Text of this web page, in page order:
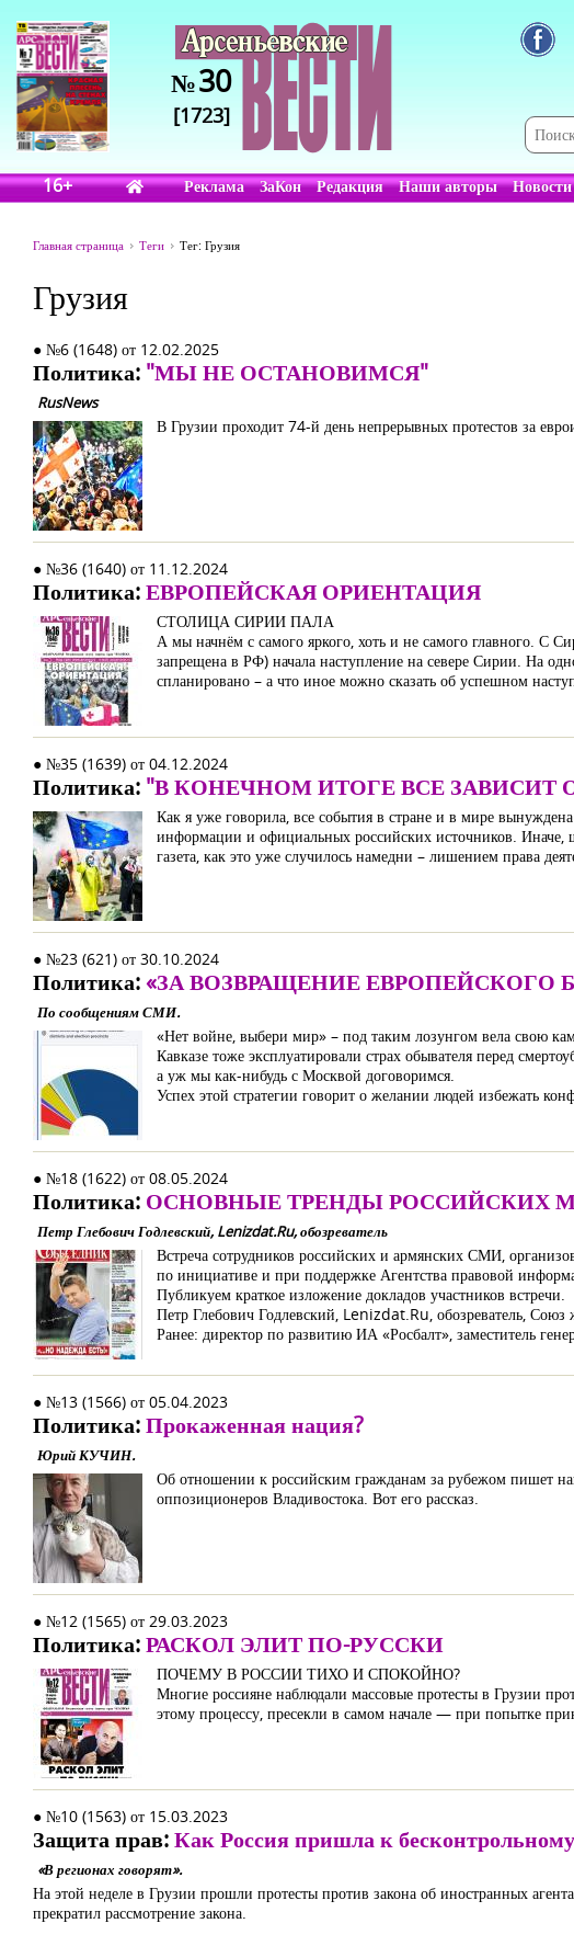
№30
[1723]
16+ Реклама ЗаКон Редакция Наши авторы Новости
Главная страница Теги Тег: Грузия
Грузия
● №6 (1648) от 12.02.2025
Политика: "МЫ НЕ ОСТАНОВИМСЯ"
RusNews
В Грузии проходит 74-й день непрерывных протестов за
● №36 (1640) от 11.12.2024
Политика:ЕВРОПЕЙСКАЯ ОРИЕНТАЦИЯ
СТОЛИЦА СИРИИ ПАЛА
А мы начнём с самого яркого, хоть и не самого главного. С
запрещена в РФ) начала наступление на севере Сирии. На
спланировано – а что иное можно сказать об успешном
● №35 (1639) от 04.12.2024
Политика: "В КОНЕЧНОМ ИТОГЕ ВСЕ ЗАВИСИТ
Как я уже говорила, все события в стране и в мире
информации и официальных российских источников. Иначе,
газета, как это уже случилось намедни – лишением права
● №23 (621) от 30.10.2024
Политика:«ЗА ВОЗВРАЩЕНИЕ ЕВРОПЕЙСКОГО
По сообщениям СМИ.
«Нет войне, выбери мир» – под таким лозунгом вела свою
Кавказе тоже эксплуатировали страх обывателя перед
а уж мы как-нибудь с Москвой договоримся.
Успех этой стратегии говорит о желании людей избежать
● №18 (1622) от 08.05.2024
Политика: ОСНОВНЫЕ ТРЕНДЫ РОССИЙСКИХ
Петр Глебович Годлевский, Lenizdat.Ru, обозреватель
Встреча сотрудников российских и армянских СМИ,
по инициативе и при поддержке Агентства правовой
Публикуем краткое изложение докладов участников встречи.
Петр Глебович Годлевский, Lenizdat.Ru, обозреватель, Союз
Ранее: директор по развитию ИА «Росбалт», заместитель
● №13 (1566) от 05.04.2023
Политика:Прокаженная нация?
Юрий КУЧИН.
Об отношении к российским гражданам за рубежом пишет
оппозиционеров Владивостока. Вот его рассказ.
● №12 (1565) от 29.03.2023
Политика:РАСКОЛ ЭЛИТ ПО-РУССКИ
ПОЧЕМУ В РОССИИ ТИХО И СПОКОЙНО?
Многие россияне наблюдали массовые протесты в Грузии
этому процессу, пресекли в самом начале — при попытке
● №10 (1563) от 15.03.2023
Защита прав:Как Россия пришла к
«В регионах говорят».
На этой неделе в Грузии прошли протесты против закона об иностранных
прекратил рассмотрение закона.